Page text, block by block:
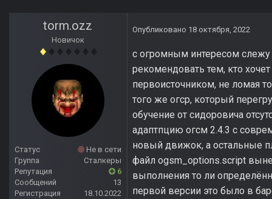
torm.ozz
Новичок
Статус
Не в сети
Группа
Сталкеры
Репутация
6
Сообщений
13
Регистрация
18.10.2022
Опубликовано 18 октября, 2022
с огромным интересом
рекомендовать тем, кто
первоисточником, не ломая
того же огср, который
обучение от сидоровича
адаптпцию огсм 2.4.3 с
новый движок, а остальные
файл ogsm_options.script
выполнения то ли
первой версии это было в